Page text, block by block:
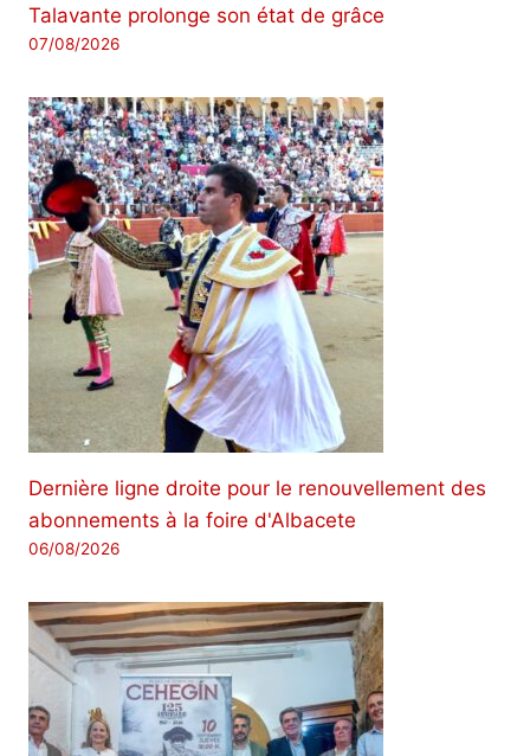
Talavante prolonge son état de grâce
07/08/2026
Dernière ligne droite pour le renouvellement des
abonnements à la foire d'Albacete
06/08/2026